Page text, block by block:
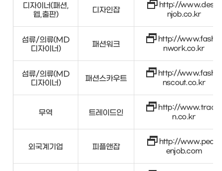
디자이너(패션,
웹,출판)
디자인잡
http://www.desig
njob.co.kr
섬류/의류(MD
디자이너)
패션워크
http://www.fashio
nwork.co.kr
섬류/의류(MD
디자이너)
패션스카우트
http://www.fashio
nscout.co.kr
무역 트레이드인
http://www.tradei
n.co.kr
외국계기업 피플앤잡
http://www.peopl
enjob.com